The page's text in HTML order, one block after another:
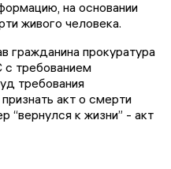
на основании
живого человека.
гражданина прокуратура
с требованием
требования
акт о смерти
“вернулся к жизни” - акт